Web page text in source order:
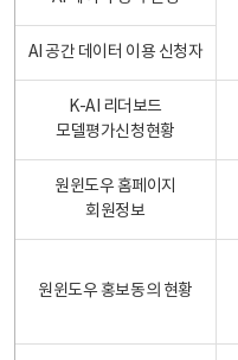
AI 공간 데이터 이용 신청자
K-AI 리더보드
모델평가신청현황
원윈도우 홈페이지
회원정보
원윈도우 홍보동의 현황